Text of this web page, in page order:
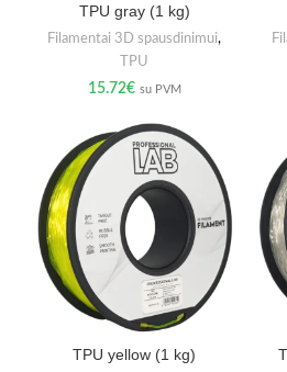
TPU gray (1 kg)
Filamentai 3D spausdinimui,
TPU
15.72€ su PVM
TPU yellow (1 kg)